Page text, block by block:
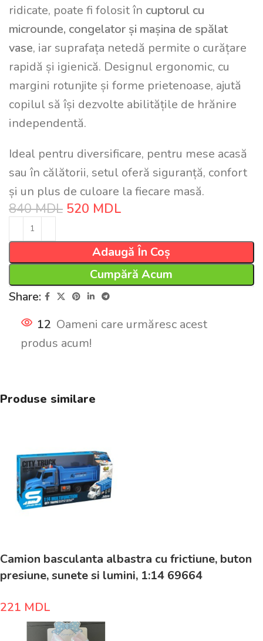
ridicate, poate fi folosit în cuptorul cu
microunde, congelator și mașina de spălat
vase, iar suprafața netedă permite o curățare
rapidă și igienică. Designul ergonomic, cu
margini rotunjite și forme prietenoase, ajută
copilul să își dezvolte abilitățile de hrănire
independentă.
Ideal pentru diversificare, pentru mese acasă
sau în călătorii, setul oferă siguranță, confort
și un plus de culoare la fiecare masă.
840MDL 520 MDL
Adaugă În Coș
Cumpără Acum
Share:
12 Oameni care urmăresc acest
produs acum!
Produse similare
Camion basculanta albastra cu frictiune, buton
presiune, sunete si lumini, 1:14 69664
221 MDL